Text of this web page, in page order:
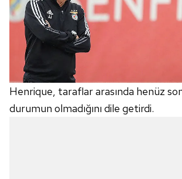
Henrique, taraflar arasında henüz
durumun olmadığını dile getirdi.